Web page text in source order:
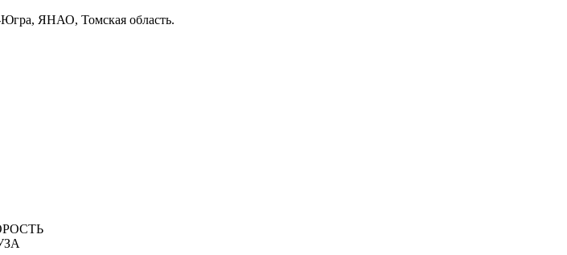
Югра, ЯНАО, Томская область.